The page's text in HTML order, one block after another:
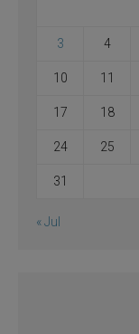
3 4
10 11
17 18
24 25
31
« Jul